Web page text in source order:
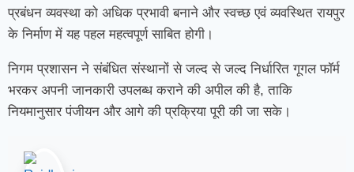
प्रबंधन व्यवस्था को अधिक प्रभावी बनाने और स्वच्छ एवं व्यवस्थित रायपुर
के निर्माण में यह पहल महत्वपूर्ण साबित होगी।
निगम प्रशासन ने संबंधित संस्थानों से जल्द से जल्द निर्धारित गूगल फॉर्म
भरकर अपनी जानकारी उपलब्ध कराने की अपील की है, ताकि
नियमानुसार पंजीयन और आगे की प्रक्रिया पूरी की जा सके।